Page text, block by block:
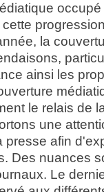
la
ainsi les
le relais de
une
afin
Des nuances
Le